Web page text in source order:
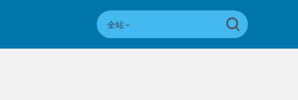
全站